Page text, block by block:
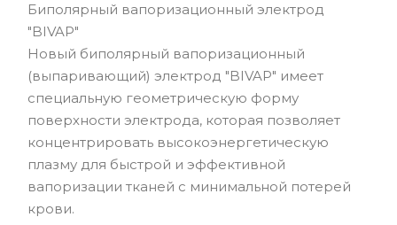
Биполярный вапоризационный электрод
"BIVAP"
Новый биполярный вапоризационный
(выпаривающий) электрод "BIVAP" имеет
специальную геометрическую форму
поверхности электрода, которая позволяет
концентрировать высокоэнергетическую
плазму для быстрой и эффективной
вапоризации тканей с минимальной потерей
крови.